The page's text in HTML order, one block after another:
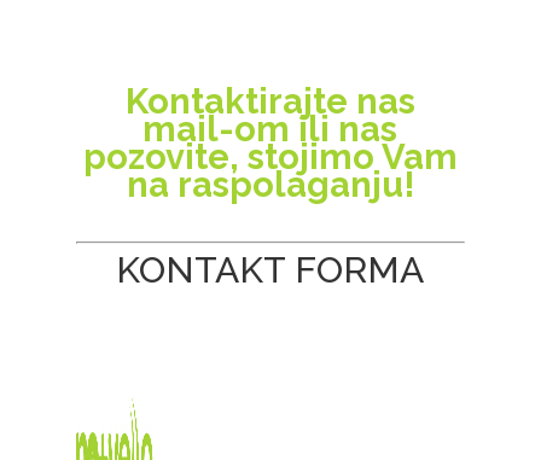
Kontaktirajte nas
mail-om ili nas
pozovite, stojimo Vam
na raspolaganju!
KONTAKT FORMA